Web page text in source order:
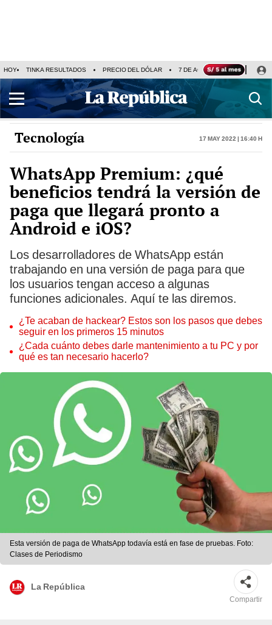
HOY TINKA RESULTADOS PRECIO DEL DÓLAR 7 DE AGOSTO OLLANTA
Tecnología 17 May 2022 | 16:40 h
WhatsApp Premium: ¿qué
beneficios tendrá la versión de
paga que llegará pronto a
Android e iOS?
Los desarrolladores de WhatsApp están
trabajando en una versión de paga para que
los usuarios tengan acceso a algunas
funciones adicionales. Aquí te las diremos.
¿Te acaban de hackear? Estos son los pasos que debes
seguir en los primeros 15 minutos
¿Cada cuánto debes darle mantenimiento a tu PC y por
qué es tan necesario hacerlo?
Esta versión de paga de WhatsApp todavía está en fase de pruebas. Foto:
Clases de Periodismo
La República
Compartir